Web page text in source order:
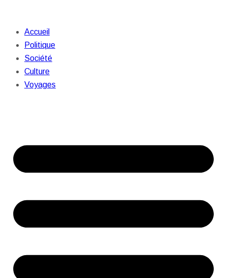
Accueil
Politique
Société
Culture
Voyages